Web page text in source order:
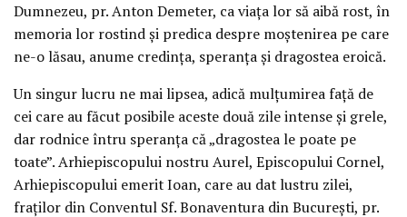
Dumnezeu, pr. Anton Demeter, ca viața lor să aibă rost, în
memoria lor rostind și predica despre moștenirea pe care
ne-o lăsau, anume credința, speranța și dragostea eroică.
Un singur lucru ne mai lipsea, adică mulțumirea față de
cei care au făcut posibile aceste două zile intense și grele,
dar rodnice întru speranța că „dragostea le poate pe
toate”. Arhiepiscopului nostru Aurel, Episcopului Cornel,
Arhiepiscopului emerit Ioan, care au dat lustru zilei,
fraților din Conventul Sf. Bonaventura din București, pr.